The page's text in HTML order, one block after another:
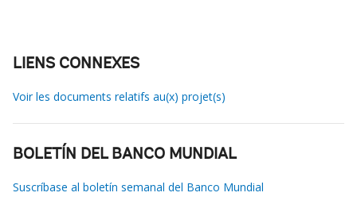
LIENS CONNEXES
Voir les documents relatifs au(x) projet(s)
BOLETÍN DEL BANCO MUNDIAL
Suscríbase al boletín semanal del Banco Mundial